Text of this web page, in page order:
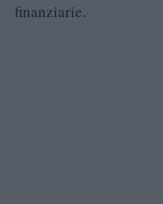
finanziarie.